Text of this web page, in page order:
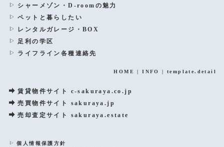
シャーメゾン・D-roomの魅力
ペットと暮らしたい
レンタルガレージ・BOX
足利の学区
ライフライン各種連絡先
HOME |INFO | template.detail
賃貸物件サイト c-sakuraya.co.jp
売買物件サイト sakuraya.jp
売却査定サイト sakuraya.estate
個人情報保護方針